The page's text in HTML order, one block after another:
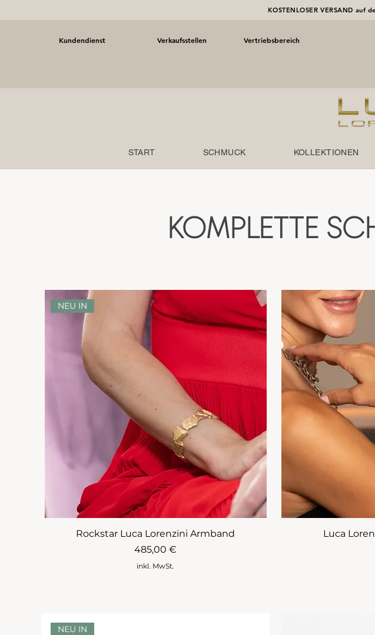
KOSTENLOSER VERSAND auf
Kundendienst Verkaufsstellen Vertriebsbereich
START SCHMUCK KOLLEKTIONEN
KOMPLETTE
NEU IN
Rockstar Luca Lorenzini Armband
Preis
485,00 €
inkl. MwSt.
Luca
NEU IN